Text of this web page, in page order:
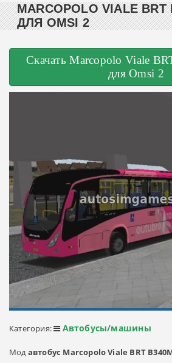
MARCOPOLO VIALE BRT
ДЛЯ OMSI 2
Скачать Marcopolo Viale
для Omsi 2
Категория: Автобусы/машины
Модавтобус Marcopolo Viale BRT